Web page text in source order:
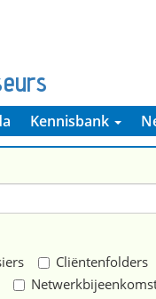
Kennisbank
Cliëntenfolders